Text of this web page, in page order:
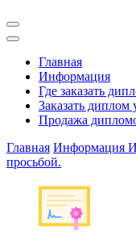
Главная
Информация
Где заказать
Заказать диплом
Продажа
Главная Информация
просьбой.